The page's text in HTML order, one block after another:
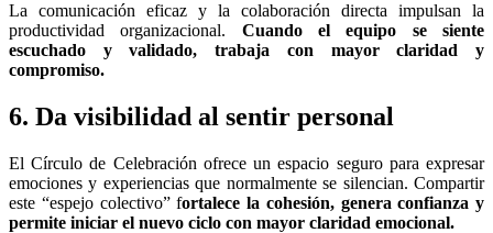
La comunicación eficaz y la colaboración directa impulsan la
productividad organizacional. Cuando el equipo se siente
escuchado y validado, trabaja con mayor claridad y
compromiso.
6. Da visibilidad al sentir personal
El Círculo de Celebración ofrece un espacio seguro para expresar
emociones y experiencias que normalmente se silencian. Compartir
este “espejo colectivo” fortalece la cohesión, genera confianza y
permite iniciar el nuevo ciclo con mayor claridad emocional.